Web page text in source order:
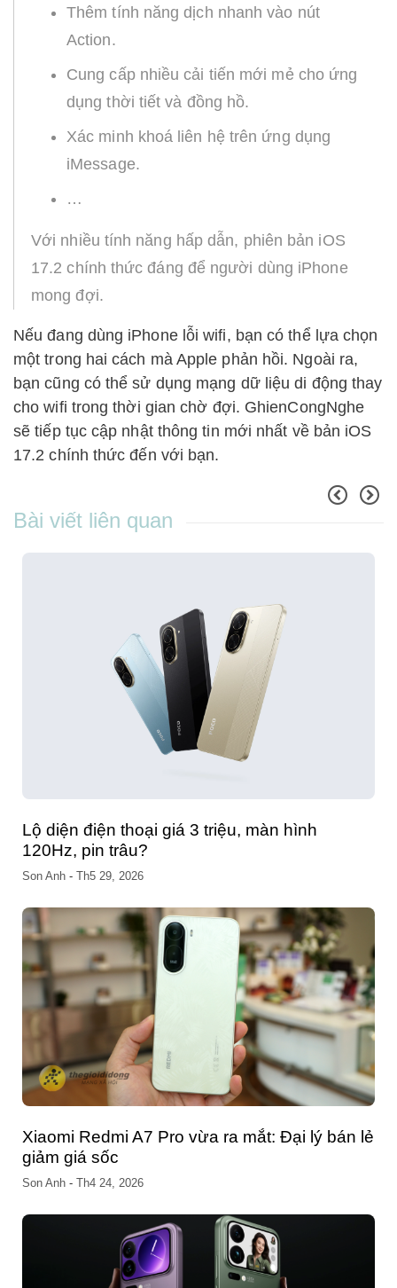
Thêm tính năng dịch nhanh vào nút
Action.
Cung cấp nhiều cải tiến mới mẻ cho ứng
dụng thời tiết và đồng hồ.
Xác minh khoá liên hệ trên ứng dụng
iMessage.
…
Với nhiều tính năng hấp dẫn, phiên bản iOS
17.2 chính thức đáng để người dùng iPhone
mong đợi.
Nếu đang dùng iPhone lỗi wifi, bạn có thể lựa chọn
một trong hai cách mà Apple phản hồi. Ngoài ra,
bạn cũng có thể sử dụng mạng dữ liệu di động thay
cho wifi trong thời gian chờ đợi. GhienCongNghe
sẽ tiếp tục cập nhật thông tin mới nhất về bản iOS
17.2 chính thức đến với bạn.
Bài viết liên quan
So sánh OPPO Find N6 và OPPO Find N5:
Đâu là đỉnh cao điện thoại gập?
Bảng Giá Chính Thức Samsung Galaxy S26
Series: Đột Phá Công Nghệ – Nhận Deal Đặt
Th3 02, 2026